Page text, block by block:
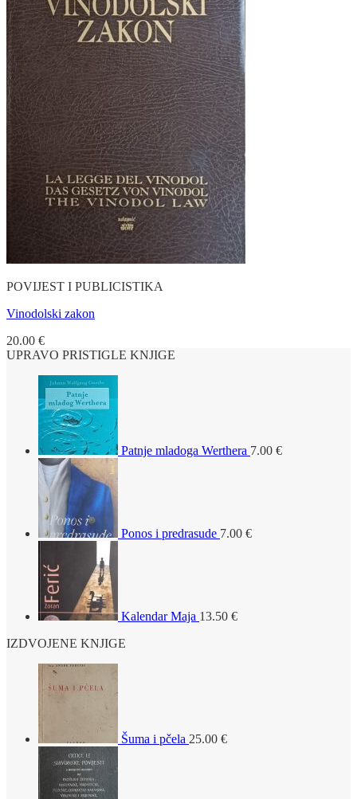
POVIJEST I PUBLICISTIKA
Vinodolski zakon
20.00 €
UPRAVO PRISTIGLE KNJIGE
Patnje mladoga Werthera 7.00 €
Ponos i predrasude 7.00 €
Kalendar Maja 13.50 €
IZDVOJENE KNJIGE
Šuma i pčela 25.00 €